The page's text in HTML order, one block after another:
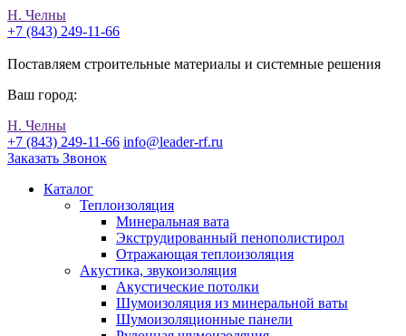
Н. Челны
+7 (843) 249-11-66
Поставляем строительные материалы и системные решения
Ваш город:
Н. Челны
+7 (843) 249-11-66 info@leader-rf.ru
Заказать Звонок
Каталог
Теплоизоляция
Минеральная вата
Экструдированный пенополистирол
Отражающая теплоизоляция
Акустика, звукоизоляция
Акустические потолки
Шумоизоляция из минеральной ваты
Шумоизоляционные панели